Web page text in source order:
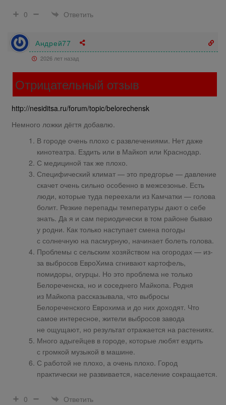
0
Ответить
Андрей77
2026 лет назад
Отрицательный отзыв
http://nesiditsa.ru/forum/topic/belorechensk
Немного ложки дёгтя добавлю.
В городе очень плохо с развлечениями. Нет даже
кинотеатра. Ездить или в Майкоп или Краснодар.
С медициной так же плохо.
Специфический климат — это предгорье — давление
скачет очень сильно особенно в межсезонье. Есть
люди, которые туда переехали из Камчатки — голова
болит. Резкие перепады температуры дают о себе
знать. Да я и сам периодически в том районе бываю
у родни. Как только наступает смена погоды
с солнечную на пасмурную, начинает болеть голова.
Проблемы с сельским хозяйством на огородах — из-
за выбросов ЕвроХима сгнивают картофель,
помидоры, огурцы. Но это проблема не только
Белореченска, но и соседнего Майкопа. Родня
из Майкопа рассказывала, что выбросы
Белореченского Еврохима и до них доходят. Что
самое интересное, жители выбросов завода
не ощущают, но результат отражается на растениях.
Много адыгейцев в городе, которые любят ездить
с громкой музыкой в машине.
С работой не плохо, а очень плохо. Город
практически не развивается, население сокращается.
0 Ответить